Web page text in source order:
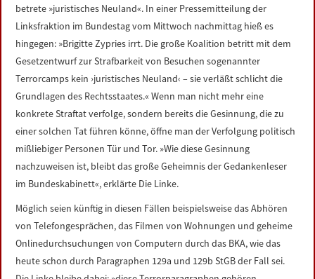
betrete »juristisches Neuland«. In einer Pressemitteilung der
Linksfraktion im Bundestag vom Mittwoch nachmittag hieß es
hingegen: »Brigitte Zypries irrt. Die große Koalition betritt mit dem
Gesetzentwurf zur Strafbarkeit von Besuchen sogenannter
Terrorcamps kein ›juristisches Neuland‹ – sie verläßt schlicht die
Grundlagen des Rechtsstaates.« Wenn man nicht mehr eine
konkrete Straftat verfolge, sondern bereits die Gesinnung, die zu
einer solchen Tat führen könne, öffne man der Verfolgung politisch
mißliebiger Personen Tür und Tor. »Wie diese Gesinnung
nachzuweisen ist, bleibt das große Geheimnis der Gedankenleser
im Bundeskabinett«, erklärte Die Linke.
Möglich seien künftig in diesen Fällen beispielsweise das Abhören
von Telefongesprächen, das Filmen von Wohnungen und geheime
Onlinedurchsuchungen von Computern durch das BKA, wie das
heute schon durch Paragraphen 129a und 129b StGB der Fall sei.